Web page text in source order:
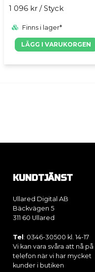
1 096 kr / Styck
Finns i lager*
LÄGG I VARUKORGEN
KUNDTJÄNST
Ullared Digital AB
Bäckvägen 5
311 60 Ullared
Tel : 0346-30500 kl. 14-17
Vi kan vara svåra att nå på
telefon när vi har mycket
kunder i butiken